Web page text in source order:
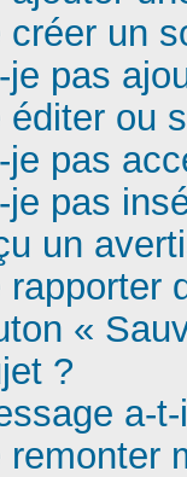
un
pas
ou
pas
pas
un
«
?
a-